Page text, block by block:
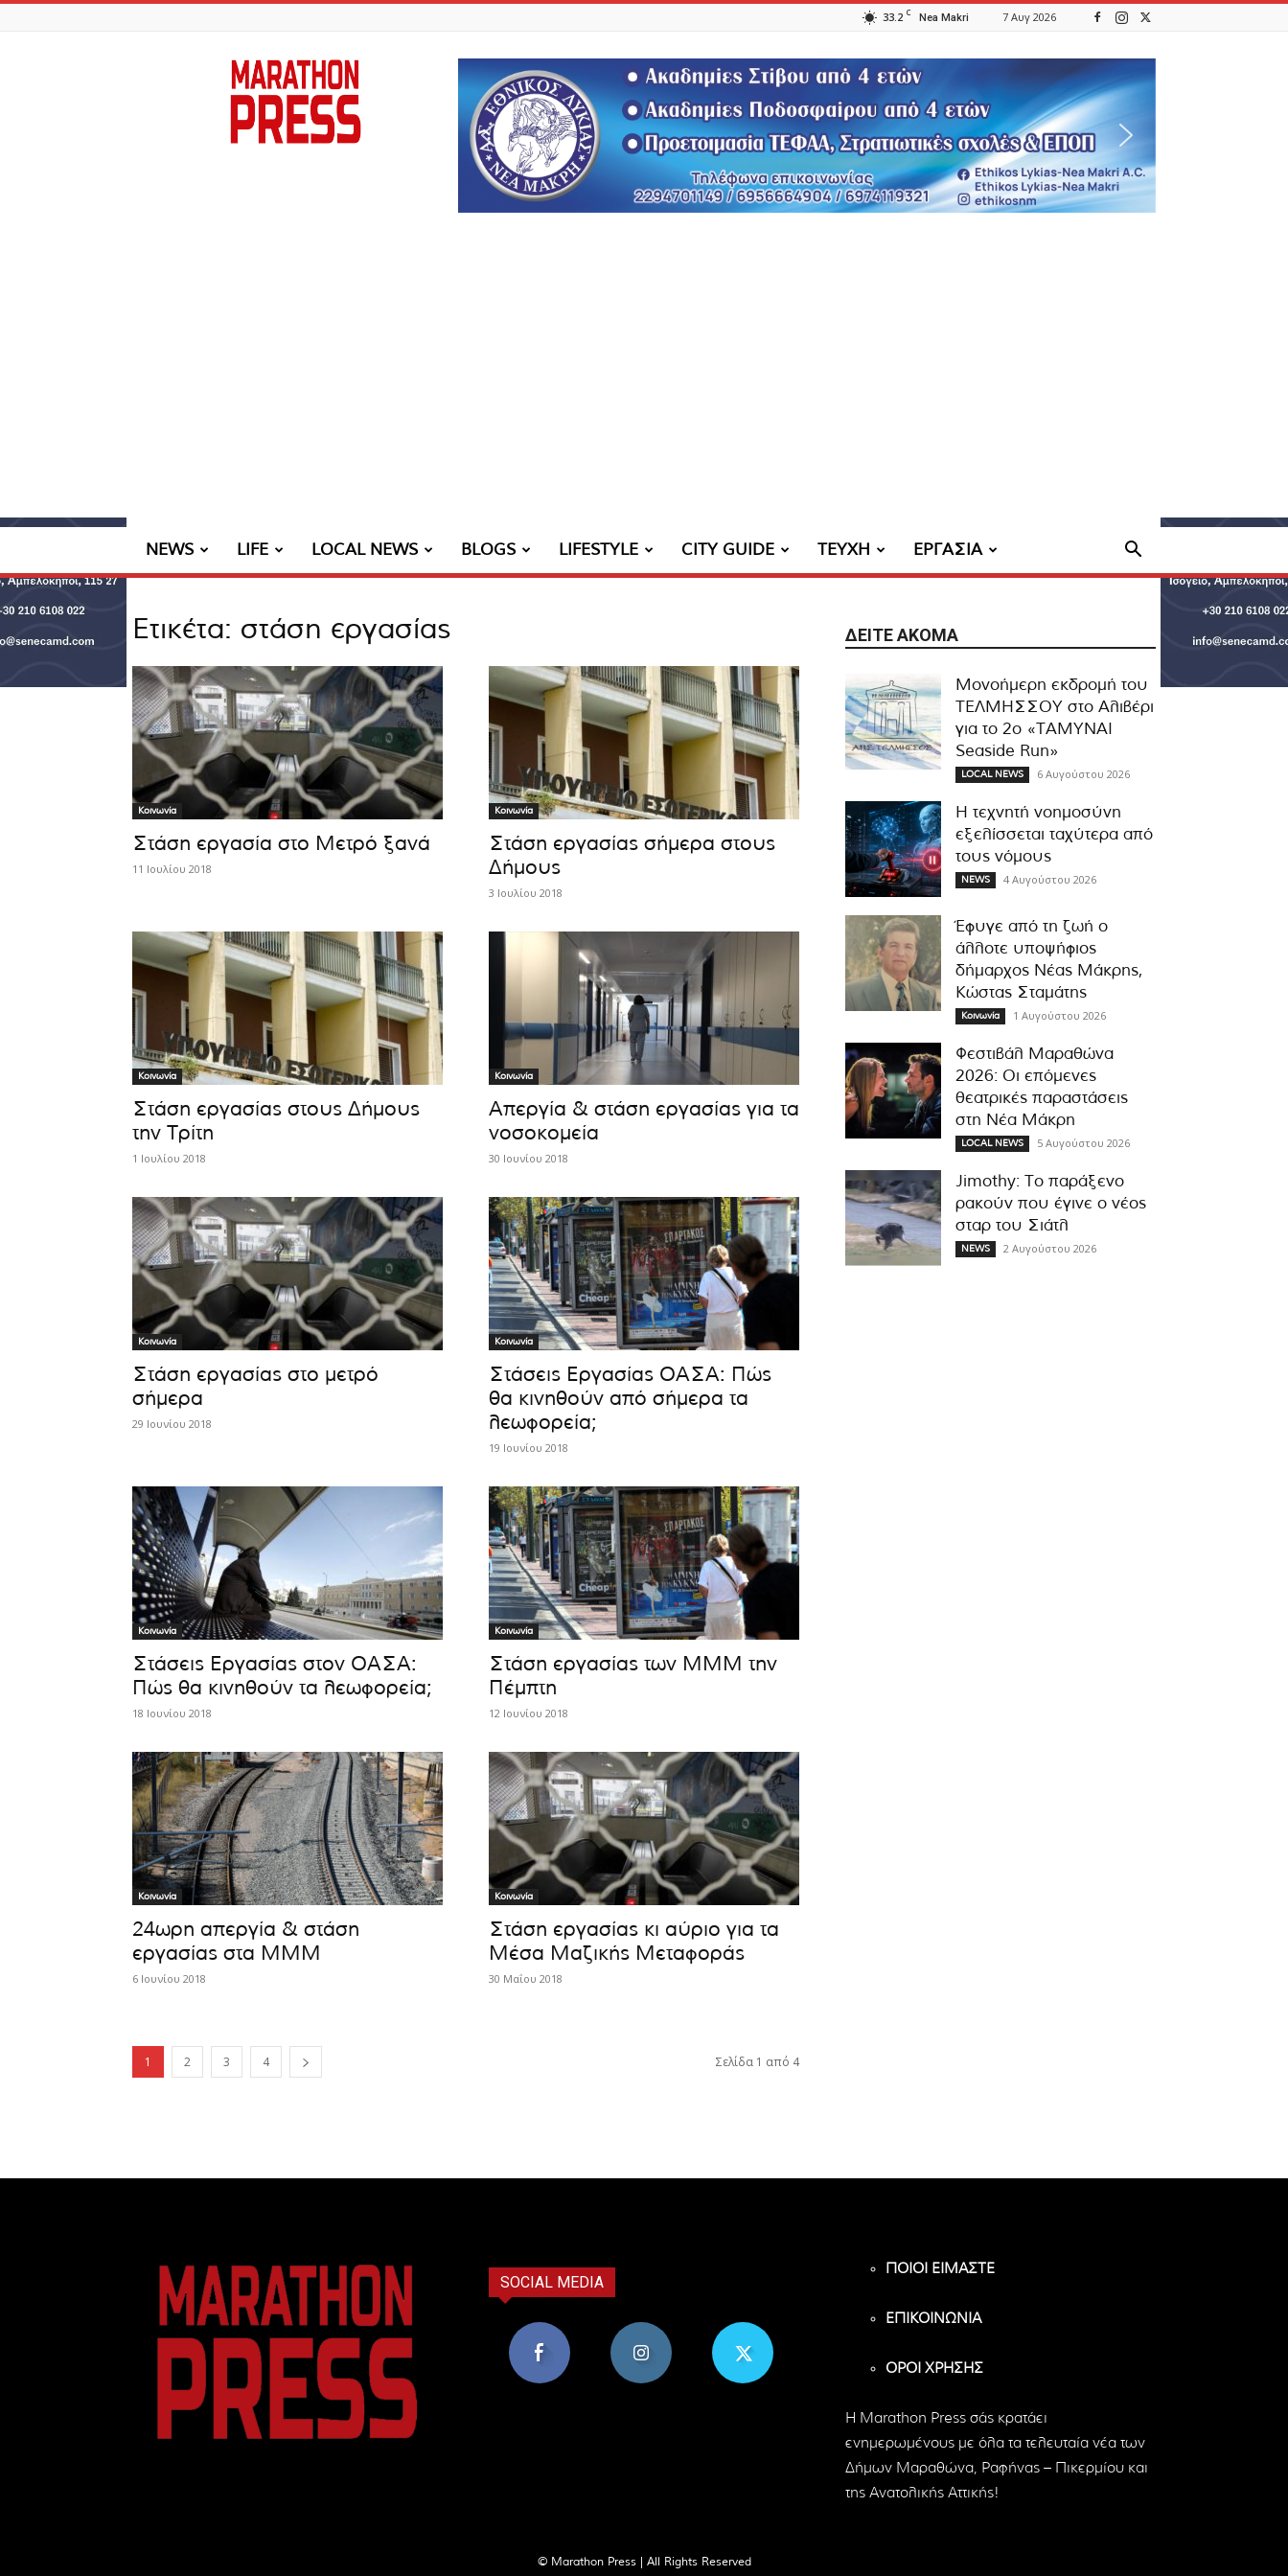
33.2 C Nea Makri 7 Αυγ 2026
Marathon
Press
NEWS LIFE LOCAL NEWS BLOGS LIFESTYLE CITY GUIDE ΤΕΥΧΗ ΕΡΓΑΣΙΑ
Ετικέτα: στάση εργασίας
Κοινωνία
Στάση εργασία στο Μετρό ξανά
11 Ιουλίου 2018
Κοινωνία
Στάση εργασίας σήμερα στους
Δήμους
3 Ιουλίου 2018
Κοινωνία
Στάση εργασίας στους Δήμους
την Τρίτη
1 Ιουλίου 2018
Κοινωνία
Απεργία & στάση εργασίας για τα
νοσοκομεία
30 Ιουνίου 2018
Κοινωνία
Στάση εργασίας στο μετρό
σήμερα
29 Ιουνίου 2018
Κοινωνία
Στάσεις Εργασίας ΟΑΣΑ: Πώς
θα κινηθούν από σήμερα τα
λεωφορεία;
19 Ιουνίου 2018
Κοινωνία
Στάσεις Εργασίας στον ΟΑΣΑ:
Πώς θα κινηθούν τα λεωφορεία;
18 Ιουνίου 2018
Κοινωνία
Στάση εργασίας των ΜΜΜ την
Πέμπτη
12 Ιουνίου 2018
Κοινωνία
24ωρη απεργία & στάση
εργασίας στα ΜΜΜ
6 Ιουνίου 2018
Κοινωνία
Στάση εργασίας κι αύριο για τα
Μέσα Μαζικής Μεταφοράς
30 Μαΐου 2018
1 2 3 4 Σελίδα 1 από 4
ΔΕΊΤΕ ΑΚΌΜΑ
Μονοήμερη εκδρομή του
ΤΕΛΜΗΣΣΟΥ στο Αλιβέρι
για το 2ο «ΤΑΜΥΝΑΙ
Seaside Run»
LOCAL NEWS 6 Αυγούστου 2026
Η τεχνητή νοημοσύνη
εξελίσσεται ταχύτερα από
τους νόμους
NEWS 4 Αυγούστου 2026
Έφυγε από τη ζωή ο
άλλοτε υποψήφιος
δήμαρχος Νέας Μάκρης,
Κώστας Σταμάτης
Κοινωνία 1 Αυγούστου 2026
Φεστιβάλ Μαραθώνα
2026: Οι επόμενες
θεατρικές παραστάσεις
στη Νέα Μάκρη
LOCAL NEWS 5 Αυγούστου 2026
Jimothy: Το παράξενο
ρακούν που έγινε ο νέος
σταρ του Σιάτλ
NEWS 2 Αυγούστου 2026
SOCIAL MEDIA
ΠΟΙΟΙ ΕΙΜΑΣΤΕ
ΕΠΙΚΟΙΝΩΝΙΑ
ΟΡΟΙ ΧΡΗΣΗΣ
H Marathon Press σάς κρατάει
ενημερωμένους με όλα τα τελευταία νέα των
Δήμων Μαραθώνα, Ραφήνας – Πικερμίου και
της Ανατολικής Αττικής!
© Marathon Press | All Rights Reserved